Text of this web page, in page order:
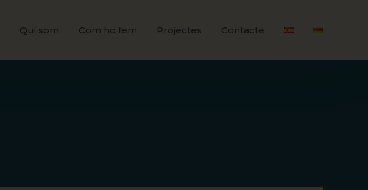
Qui som Com ho fem Projectes Contacte